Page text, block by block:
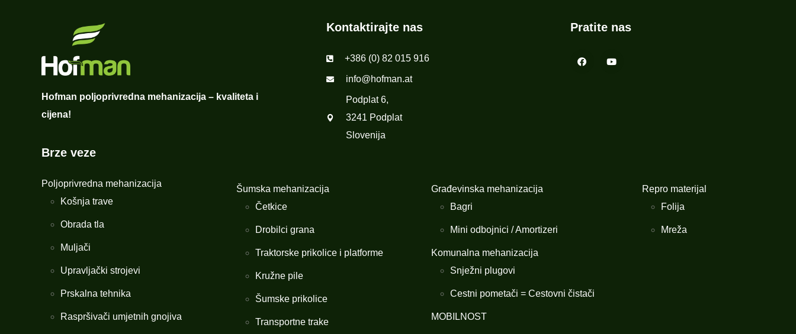
Hofman poljoprivredna mehanizacija – kvaliteta i
cijena!
Kontaktirajte nas
+386 (0) 82 015 916
info@hofman.at
Podplat 6,
3241 Podplat
Slovenija
Pratite nas
Brze veze
Poljoprivredna mehanizacija
Košnja trave
Obrada tla
Muljači
Upravljački strojevi
Prskalna tehnika
Raspršivači umjetnih gnojiva
Šumska mehanizacija
Četkice
Drobilci grana
Traktorske prikolice i platforme
Kružne pile
Šumske prikolice
Transportne trake
Građevinska mehanizacija
Bagri
Mini odbojnici / Amortizeri
Komunalna mehanizacija
Snježni plugovi
Cestni pometači = Cestovni čistači
MOBILNOST
Repro materijal
Folija
Mreža